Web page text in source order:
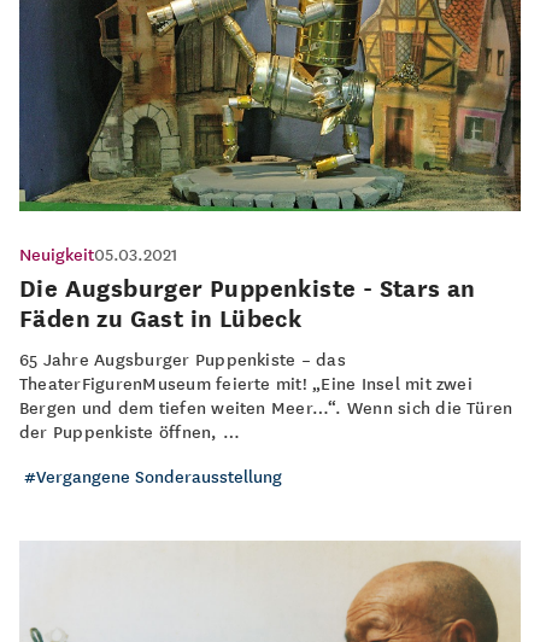
Neuigkeit05.03.2021
Die Augsburger Puppenkiste - Stars an
Fäden zu Gast in Lübeck
65 Jahre Augsburger Puppenkiste – das
TheaterFigurenMuseum feierte mit! „Eine Insel mit zwei
Bergen und dem tiefen weiten Meer…“. Wenn sich die Türen
der Puppenkiste öffnen, …
Vergangene Sonderausstellung